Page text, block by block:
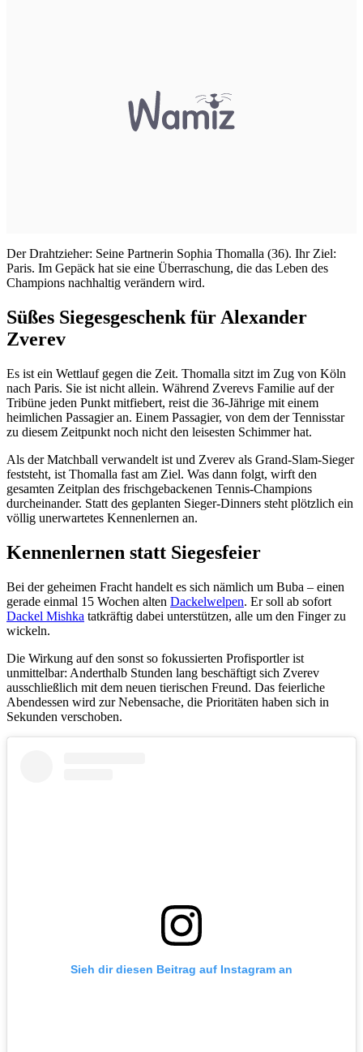
Der Drahtzieher: Seine Partnerin Sophia Thomalla (36). Ihr Ziel:
Paris. Im Gepäck hat sie eine Überraschung, die das Leben des
Champions nachhaltig verändern wird.
Süßes Siegesgeschenk für Alexander
Zverev
Es ist ein Wettlauf gegen die Zeit. Thomalla sitzt im Zug von Köln
nach Paris. Sie ist nicht allein. Während Zverevs Familie auf der
Tribüne jeden Punkt mitfiebert, reist die 36-Jährige mit einem
heimlichen Passagier an. Einem Passagier, von dem der Tennisstar
zu diesem Zeitpunkt noch nicht den leisesten Schimmer hat.
Als der Matchball verwandelt ist und Zverev als Grand-Slam-Sieger
feststeht, ist Thomalla fast am Ziel. Was dann folgt, wirft den
gesamten Zeitplan des frischgebackenen Tennis-Champions
durcheinander. Statt des geplanten Sieger-Dinners steht plötzlich ein
völlig unerwartetes Kennenlernen an.
Kennenlernen statt Siegesfeier
Bei der geheimen Fracht handelt es sich nämlich um Buba – einen
gerade einmal 15 Wochen alten Dackelwelpen. Er soll ab sofort
Dackel Mishka tatkräftig dabei unterstützen, alle um den Finger zu
wickeln.
Die Wirkung auf den sonst so fokussierten Profisportler ist
unmittelbar: Anderthalb Stunden lang beschäftigt sich Zverev
ausschließlich mit dem neuen tierischen Freund. Das feierliche
Abendessen wird zur Nebensache, die Prioritäten haben sich in
Sekunden verschoben.
Sieh dir diesen Beitrag auf Instagram an